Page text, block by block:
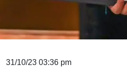
31/10/23 03:36 pm